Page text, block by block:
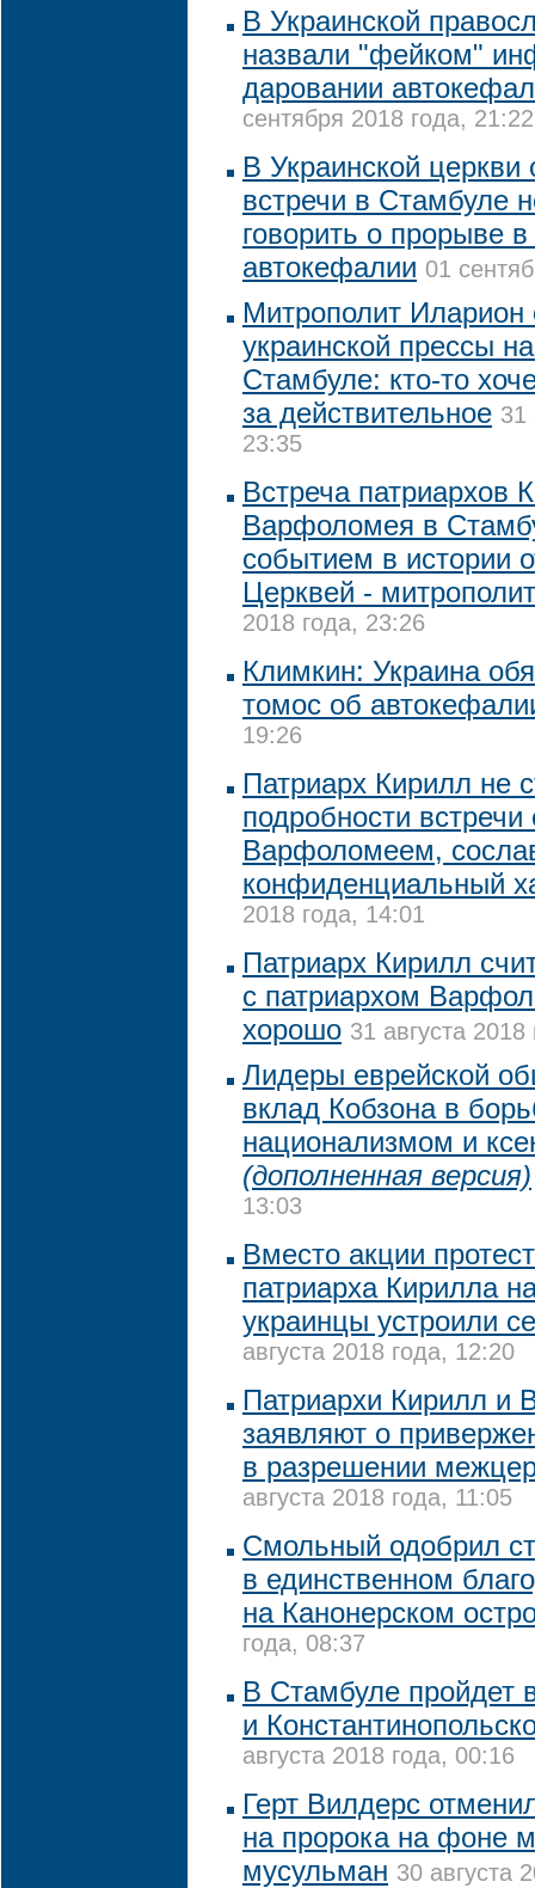
В Украинской
назвали "фейком"
даровании
сентября 2018 года, 21:22
В Украинской церкви
встречи в Стамбуле
говорить о прорыве
автокефалии 01
Митрополит Иларион
украинской прессы
Стамбуле: кто-то
за действительное 31
23:35
Встреча патриархов
Варфоломея в
событием в истории
Церквей -
2018 года, 23:26
Климкин: Украина
томос об
19:26
Патриарх Кирилл не
подробности
Варфоломеем,
конфиденциальный
2018 года, 14:01
Патриарх Кирилл
с патриархом
хорошо 31 августа
Лидеры еврейской
вклад Кобзона в
национализмом и
(дополненная версия)
13:03
Вместо акции
патриарха Кирилла
украинцы устроили
августа 2018 года, 12:20
Патриархи Кирилл и
заявляют о
в разрешении
августа 2018 года, 11:05
Смольный одобрил
в единственном
на Канонерском
года, 08:37
В Стамбуле пройдет
и
августа 2018 года, 00:16
Герт Вилдерс
на пророка на фоне
мусульман 30 августа